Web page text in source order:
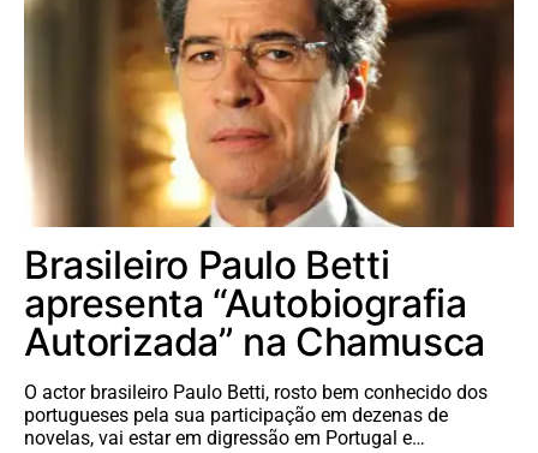
Brasileiro Paulo Betti
apresenta “Autobiografia
Autorizada” na Chamusca
O actor brasileiro Paulo Betti, rosto bem conhecido dos
portugueses pela sua participação em dezenas de
novelas, vai estar em digressão em Portugal e…